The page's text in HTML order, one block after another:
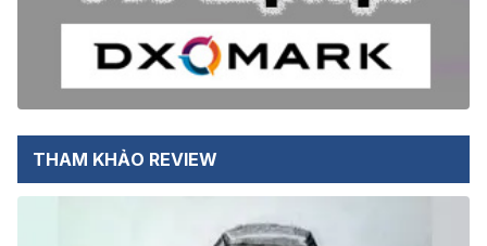
THAM KHẢO REVIEW